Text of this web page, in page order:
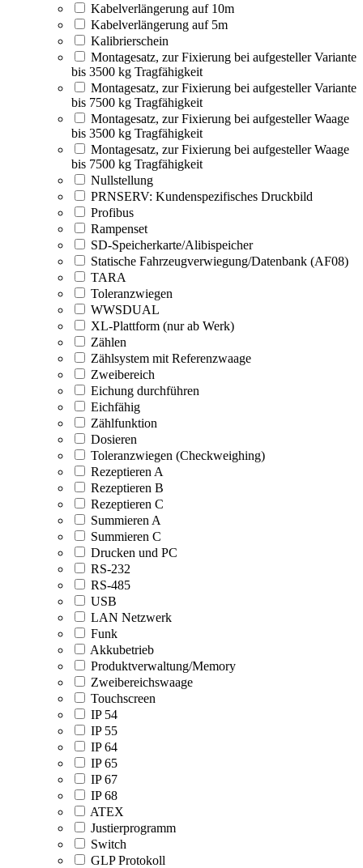
Kabelverlängerung auf 10m
Kabelverlängerung auf 5m
Kalibrierschein
Montagesatz, zur Fixierung bei aufgesteller Variante
bis 3500 kg Tragfähigkeit
Montagesatz, zur Fixierung bei aufgesteller Variante
bis 7500 kg Tragfähigkeit
Montagesatz, zur Fixierung bei aufgesteller Waage
bis 3500 kg Tragfähigkeit
Montagesatz, zur Fixierung bei aufgesteller Waage
bis 7500 kg Tragfähigkeit
Nullstellung
PRNSERV: Kundenspezifisches Druckbild
Profibus
Rampenset
SD-Speicherkarte/Alibispeicher
Statische Fahrzeugverwiegung/Datenbank (AF08)
TARA
Toleranzwiegen
WWSDUAL
XL-Plattform (nur ab Werk)
Zählen
Zählsystem mit Referenzwaage
Zweibereich
Eichung durchführen
Eichfähig
Zählfunktion
Dosieren
Toleranzwiegen (Checkweighing)
Rezeptieren A
Rezeptieren B
Rezeptieren C
Summieren A
Summieren C
Drucken und PC
RS-232
RS-485
USB
LAN Netzwerk
Funk
Akkubetrieb
Produktverwaltung/Memory
Zweibereichswaage
Touchscreen
IP 54
IP 55
IP 64
IP 65
IP 67
IP 68
ATEX
Justierprogramm
Switch
GLP Protokoll